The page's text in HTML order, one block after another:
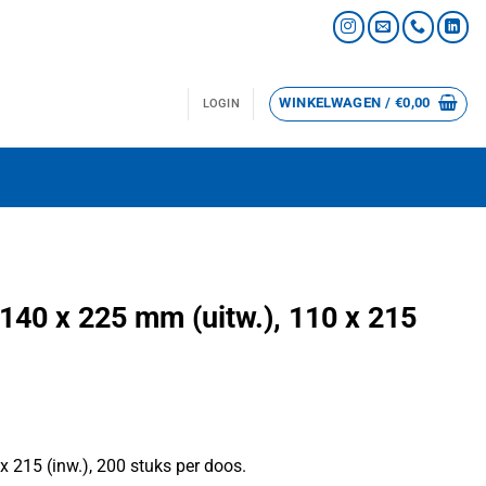
LOGIN WINKELWAGEN / €0,00
x 225 mm (uitw.), 110 x 215
215 (inw.), 200 stuks per doos.